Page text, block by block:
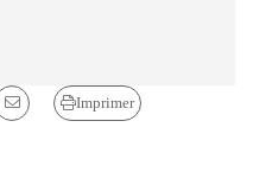
Imprimer